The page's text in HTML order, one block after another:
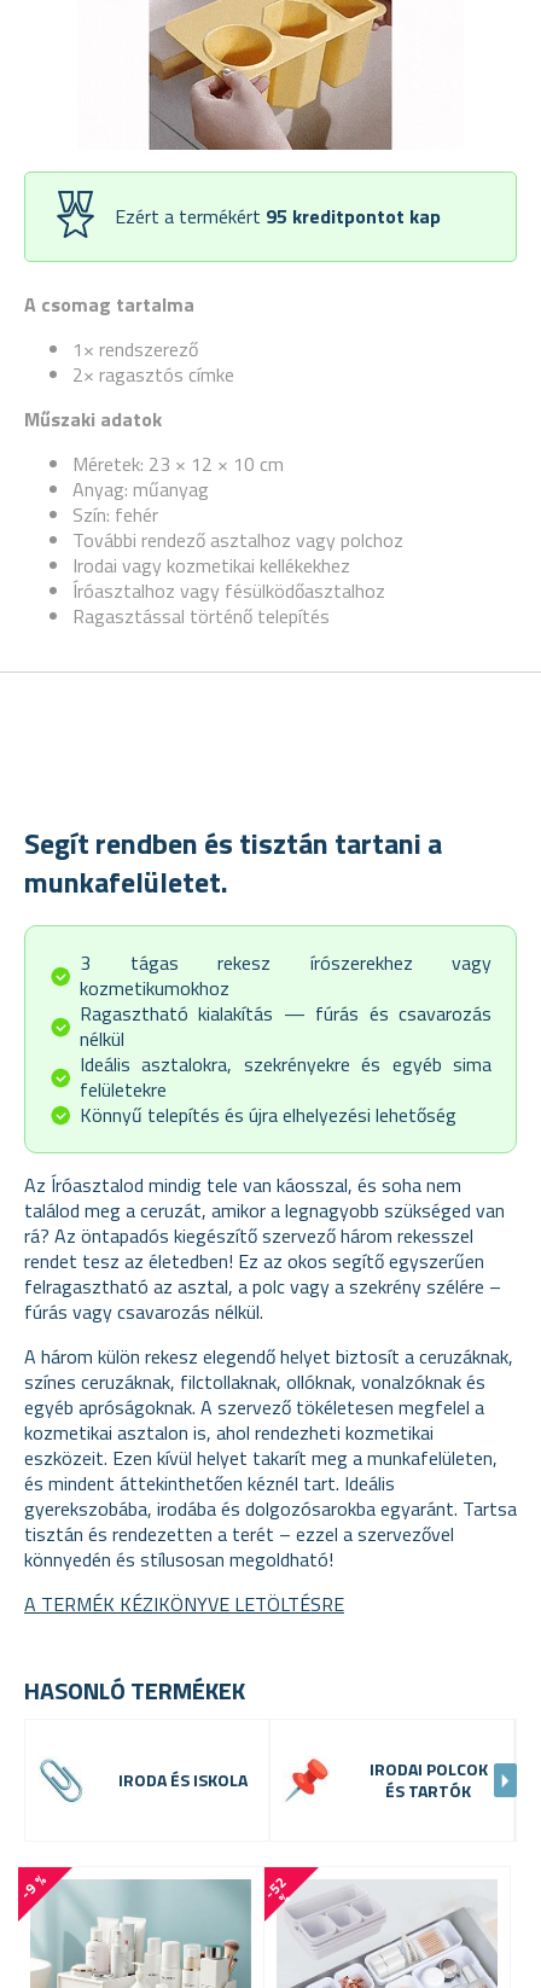
A csomag tartalma
1× rendszerező
2× ragasztós címke
Műszaki adatok
Méretek: 23 × 12 × 10 cm
Anyag: műanyag
Szín: fehér
További rendező asztalhoz vagy polchoz
Irodai vagy kozmetikai kellékekhez
Íróasztalhoz vagy fésülködőasztalhoz
Ragasztással történő telepítés
Ezért a termékért 95 kreditpontot kap
Segít rendben és tisztán tartani a
munkafelületet.
3 tágas rekesz írószerekhez vagy
kozmetikumokhoz
Ragasztható kialakítás — fúrás és csavarozás
nélkül
Ideális asztalokra, szekrényekre és egyéb sima
felületekre
Könnyű telepítés és újra elhelyezési lehetőség
Az Íróasztalod mindig tele van káosszal, és soha nem
találod meg a ceruzát, amikor a legnagyobb szükséged van
rá? Az öntapadós kiegészítő szervező három rekesszel
rendet tesz az életedben! Ez az okos segítő egyszerűen
felragasztható az asztal, a polc vagy a szekrény szélére –
fúrás vagy csavarozás nélkül.
A három külön rekesz elegendő helyet biztosít a ceruzáknak,
színes ceruzáknak, filctollaknak, ollóknak, vonalzóknak és
egyéb apróságoknak. A szervező tökéletesen megfelel a
kozmetikai asztalon is, ahol rendezheti kozmetikai
eszközeit. Ezen kívül helyet takarít meg a munkafelületen,
és mindent áttekinthetően kéznél tart. Ideális
gyerekszobába, irodába és dolgozósarokba egyaránt. Tartsa
tisztán és rendezetten a terét – ezzel a szervezővel
könnyedén és stílusosan megoldható!
A TERMÉK KÉZIKÖNYVE LETÖLTÉSRE
HASONLÓ TERMÉKEK
IRODA ÉS ISKOLA
IRODAI POLCOK
ÉS TARTÓK
-9 % -
5
2
%